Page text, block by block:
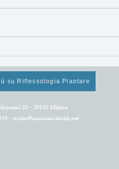
per
e star bene!
ad aprile.
su Riflessologia Plantare
23 - 20135 Milano
-studio@marcoarnaboldi.net